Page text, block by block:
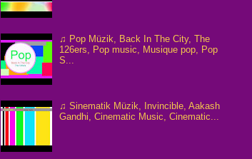
♫ Pop Müzik, Back In The City, The
126ers, Pop music, Musique pop, Pop
S...
♫ Sinematik Müzik, Invincible, Aakash
Gandhi, Cinematic Music, Cinematic...